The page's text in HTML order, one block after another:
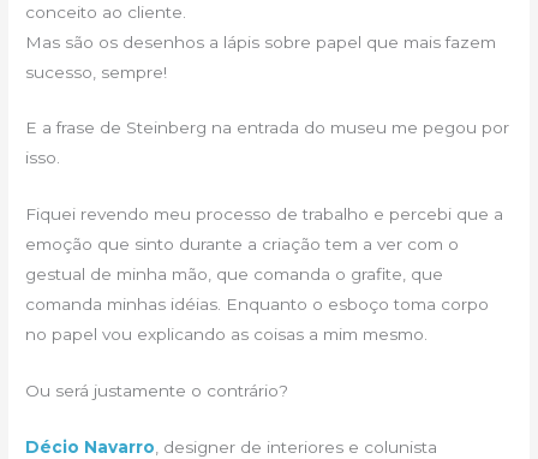
conceito ao cliente.
Mas são os desenhos a lápis sobre papel que mais fazem
sucesso, sempre!
E a frase de Steinberg na entrada do museu me pegou por
isso.
Fiquei revendo meu processo de trabalho e percebi que a
emoção que sinto durante a criação tem a ver com o
gestual de minha mão, que comanda o grafite, que
comanda minhas idéias. Enquanto o esboço toma corpo
no papel vou explicando as coisas a mim mesmo.
Ou será justamente o contrário?
Décio Navarro , designer de interiores e colunista